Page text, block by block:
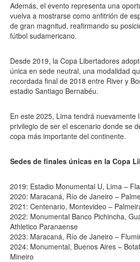
Además, el evento representa una
vuelva a mostrarse como anfitrión de
de gran magnitud, reafirmando su
fútbol sudamericano.
Desde 2019, la Copa Libertadores
única en sede neutral, una modalidad
recordada final de 2018 entre River y
estadio Santiago Bernabéu.
En este 2025, Lima tendrá nuevamente
privilegio de ser el escenario donde se
copa más importante del continente.
Sedes de finales únicas en la Copa
2019: Estadio Monumental U, Lima –
2020: Maracaná, Río de Janeiro –
2021: Centenario, Montevideo –
2022: Monumental Banco Pichincha,
Athletico Paranaense
2023: Maracaná, Río de Janeiro –
2024: Monumental, Buenos Aires –
Mineiro